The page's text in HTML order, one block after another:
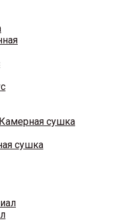
сушка
сушка